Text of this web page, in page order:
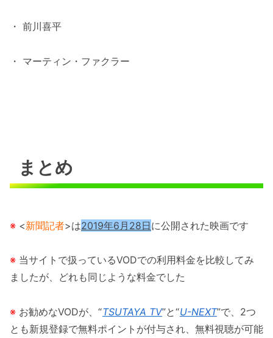
・ 前川喜平
・ マーティン・ファクラー
まとめ
※ <新聞記者>は2019年6月28日に公開された映画です
※ 当サイトで扱っているVODでの利用料金を比較してみ
ましたが、どれも同じような料金でした
※ お勧めなVODが、“TSUTAYA TV”と“U-NEXT”で、2つ
とも新規登録で無料ポイントが付与され、無料視聴が可能